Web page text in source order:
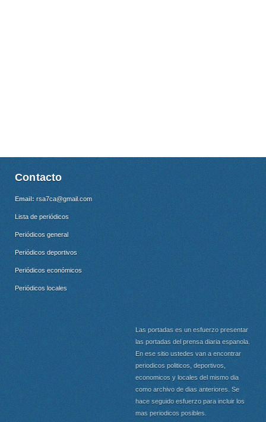
Contacto
Email: rsa7ca@gmail.com
Lista de periódicos
Periódicos general
Periódicos deportivos
Periódicos económicos
Periódicos locales
Las portadas es un esfuerzo presentar
las portadas del prensa diaria espanola.
En ese sitio ustedes van a encontrar
periodicos politicos, deportivos,
economicos y locales del mismo dia
como archivo de dias anteriores. Se
hace seguido esfuerzo para incluir los
mas periodicos posibles.